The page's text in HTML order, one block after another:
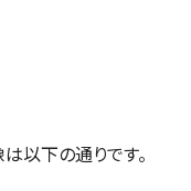
以下の通りです。